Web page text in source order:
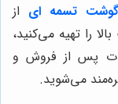
تسمه ای از
را تهیه می‌کنید،
پس از فروش و
می‌شوید.